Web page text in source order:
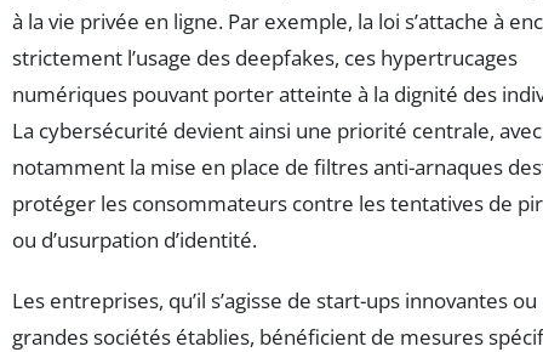
à la vie privée en ligne. Par exemple, la loi s’attache à
strictement l’usage des deepfakes, ces hypertrucages
numériques pouvant porter atteinte à la dignité des
La cybersécurité devient ainsi une priorité centrale, avec
notamment la mise en place de filtres anti-arnaques
protéger les consommateurs contre les tentatives de
ou d’usurpation d’identité.
Les entreprises, qu’il s’agisse de start-ups innovantes ou
grandes sociétés établies, bénéficient de mesures